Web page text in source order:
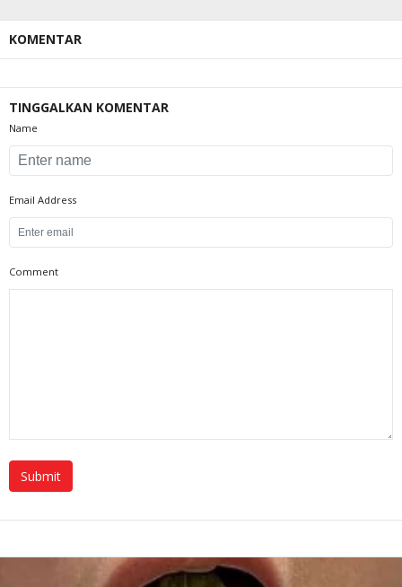
KOMENTAR
TINGGALKAN KOMENTAR
Name
Email Address
Comment